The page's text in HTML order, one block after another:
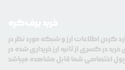
کردن اطلاعات ارز و شبکه مورد نظر در
در کسری از ثانیه ارز خریداری شده در